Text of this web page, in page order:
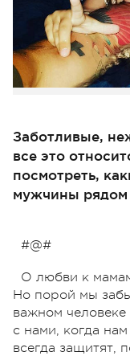
Заботливые,
все это
посмотреть,
мужчины рядом
#@#
О любви к
Но порой мы
важном
с нами, когда
всегда защитят,